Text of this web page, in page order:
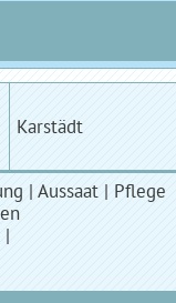
Karstädt
| Aussaat | Pflege
|